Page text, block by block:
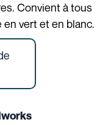
Convient à tous
vert et en blanc.